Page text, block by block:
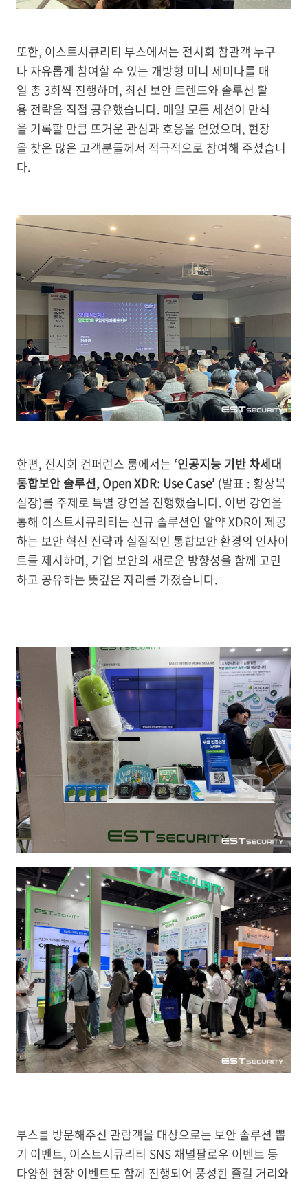
또한, 이스트시큐리티 부스에서는 전시회 참관객 누구
나 자유롭게 참여할 수 있는 개방형 미니 세미나를 매
일 총 3회씩 진행하며, 최신 보안 트렌드와 솔루션 활
용 전략을 직접 공유했습니다. 매일 모든 세션이 만석
을 기록할 만큼 뜨거운 관심과 호응을 얻었으며, 현장
을 찾은 많은 고객분들께서 적극적으로 참여해 주셨습니
다.
한편, 전시회 컨퍼런스 룸에서는 ‘인공지능 기반 차세대
통합보안 솔루션, Open XDR: Use Case’ (발표 : 황상복
실장)를 주제로 특별 강연을 진행했습니다. 이번 강연을
통해 이스트시큐리티는 신규 솔루션인 알약 XDR이 제공
하는 보안 혁신 전략과 실질적인 통합보안 환경의 인사이
트를 제시하며, 기업 보안의 새로운 방향성을 함께 고민
하고 공유하는 뜻깊은 자리를 가졌습니다.
부스를 방문해주신 관람객을 대상으로는 보안 솔루션 뽑
기 이벤트, 이스트시큐리티 SNS 채널팔로우 이벤트 등
다양한 현장 이벤트도 함께 진행되어 풍성한 즐길 거리와